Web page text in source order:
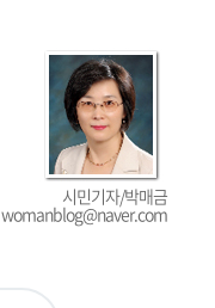
시민기자/박매금
womanblog@naver.com